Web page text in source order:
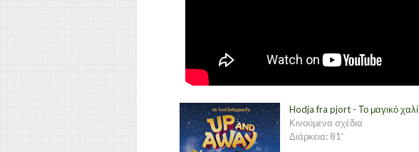
Hodja fra pjort - Το μαγικό χαλί
Κινούμενα σχέδια
Διάρκεια: 81'